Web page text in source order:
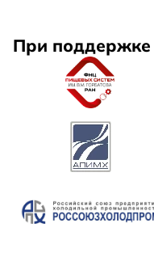
При поддержке